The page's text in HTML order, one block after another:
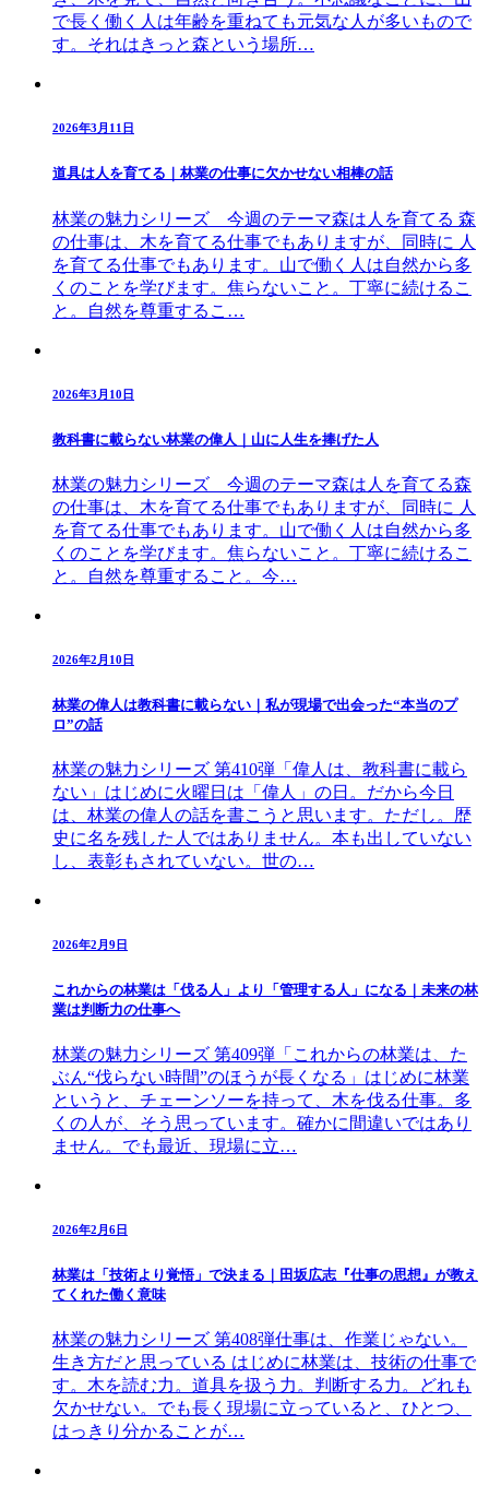
で長く働く人は年齢を重ねても元気な人が多いもので
す。それはきっと森という場所…
2026年3月11日
道具は人を育てる｜林業の仕事に欠かせない相棒の話
林業の魅力シリーズ 今週のテーマ森は人を育てる 森
の仕事は、木を育てる仕事でもありますが、同時に 人
を育てる仕事でもあります。山で働く人は自然から多
くのことを学びます。焦らないこと。丁寧に続けるこ
と。自然を尊重するこ…
2026年3月10日
教科書に載らない林業の偉人｜山に人生を捧げた人
林業の魅力シリーズ 今週のテーマ森は人を育てる森
の仕事は、木を育てる仕事でもありますが、同時に 人
を育てる仕事でもあります。山で働く人は自然から多
くのことを学びます。焦らないこと。丁寧に続けるこ
と。自然を尊重すること。今…
2026年2月10日
林業の偉人は教科書に載らない｜私が現場で出会った“本当のプ
ロ”の話
林業の魅力シリーズ 第410弾「偉人は、教科書に載ら
ない」はじめに火曜日は「偉人」の日。だから今日
は、林業の偉人の話を書こうと思います。ただし。歴
史に名を残した人ではありません。本も出していない
し、表彰もされていない。世の…
2026年2月9日
これからの林業は「伐る人」より「管理する人」になる｜未来の林
業は判断力の仕事へ
林業の魅力シリーズ 第409弾「これからの林業は、た
ぶん“伐らない時間”のほうが長くなる」はじめに林業
というと、チェーンソーを持って、木を伐る仕事。多
くの人が、そう思っています。確かに間違いではあり
ません。でも最近、現場に立…
2026年2月6日
林業は「技術より覚悟」で決まる｜田坂広志『仕事の思想』が教え
てくれた働く意味
林業の魅力シリーズ 第408弾仕事は、作業じゃない。
生き方だと思っている はじめに林業は、技術の仕事で
す。木を読む力。道具を扱う力。判断する力。どれも
欠かせない。でも長く現場に立っていると、ひとつ、
はっきり分かることが…